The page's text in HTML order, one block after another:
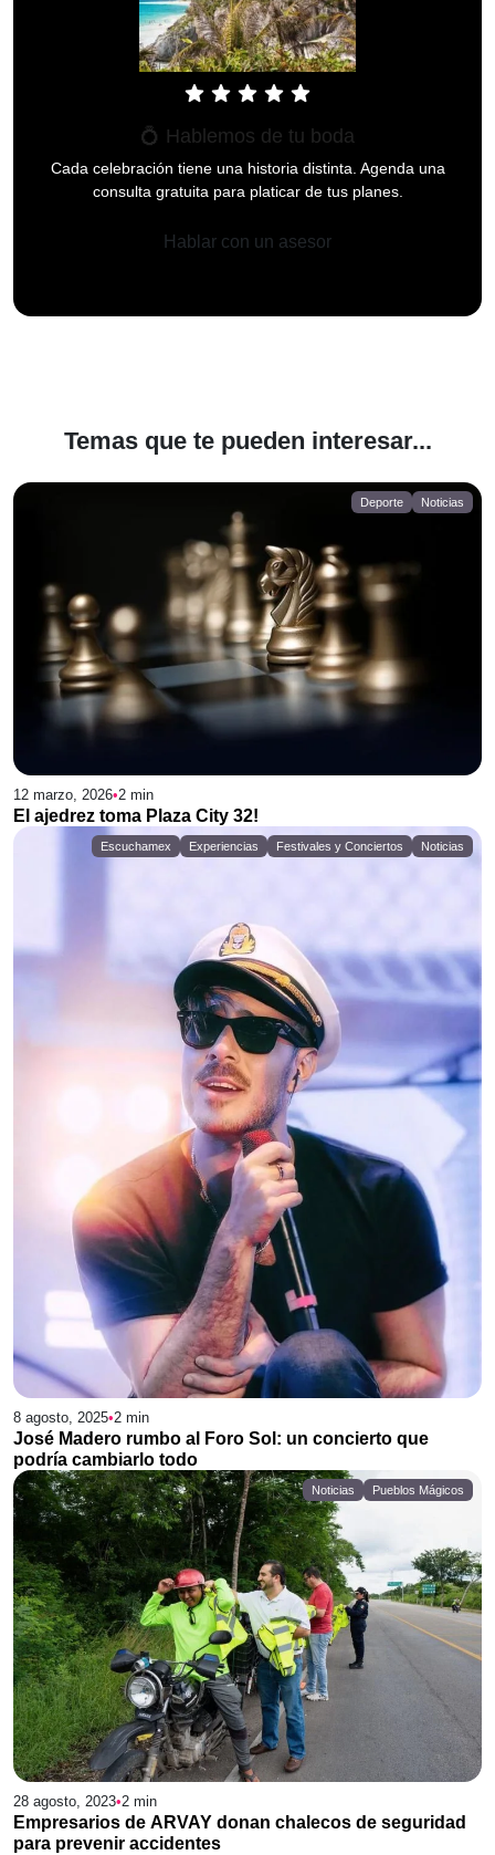
star star star star star
💍 Hablemos de tu boda
Cada celebración tiene una historia distinta. Agenda una
consulta gratuita para platicar de tus planes.
Hablar con un asesor
Temas que te pueden interesar...
Deporte Noticias
12 marzo, 2026•2 min
El ajedrez toma Plaza City 32!
Escuchamex Experiencias Festivales y Conciertos Noticias
8 agosto, 2025•2 min
José Madero rumbo al Foro Sol: un concierto que
podría cambiarlo todo
Noticias Pueblos Mágicos
28 agosto, 2023•2 min
Empresarios de ARVAY donan chalecos de seguridad
para prevenir accidentes